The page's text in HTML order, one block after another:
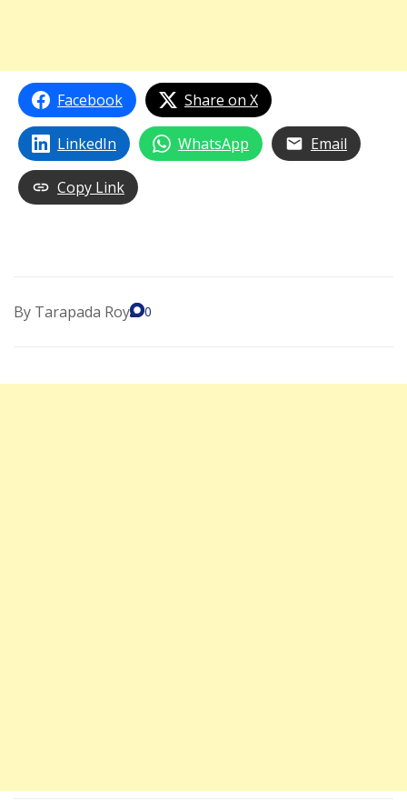
Facebook Share on X
LinkedIn WhatsApp Email
Copy Link
By Tarapada Roy 0